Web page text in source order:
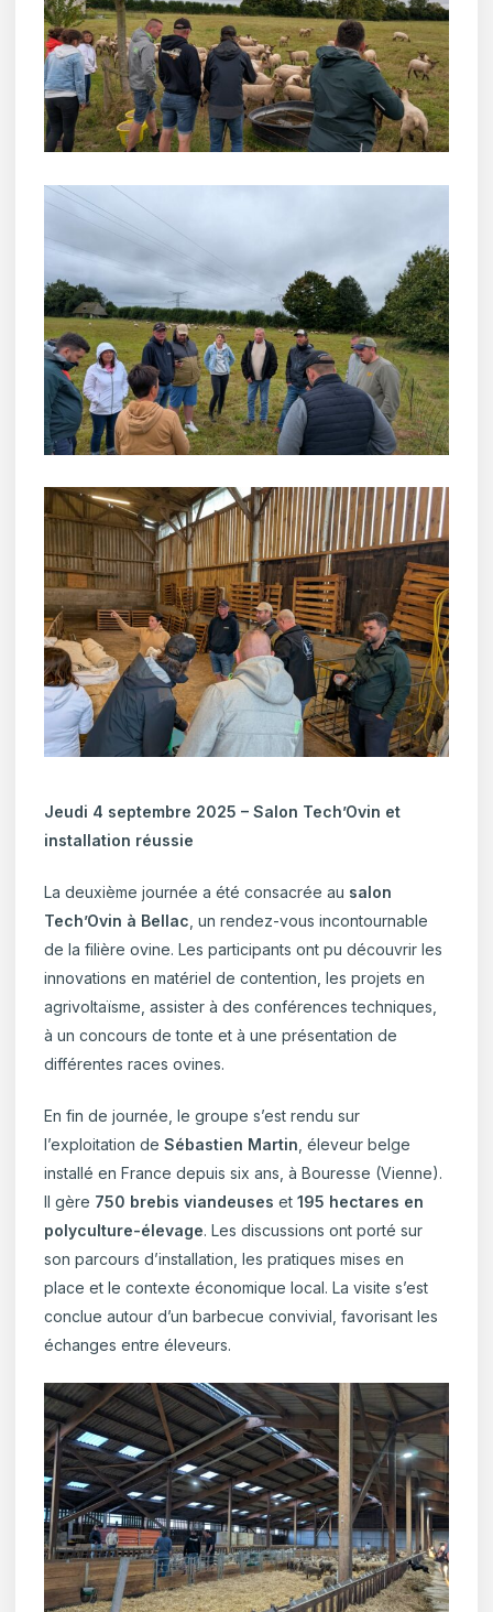
Jeudi 4 septembre 2025 – Salon Tech’Ovin et
installation réussie
La deuxième journée a été consacrée au salon
Tech’Ovin à Bellac , un rendez-vous incontournable
de la filière ovine. Les participants ont pu découvrir les
innovations en matériel de contention, les projets en
agrivoltaïsme, assister à des conférences techniques,
à un concours de tonte et à une présentation de
différentes races ovines.
En fin de journée, le groupe s’est rendu sur
l’exploitation deSébastien Martin , éleveur belge
installé en France depuis six ans, à Bouresse (Vienne).
Il gère 750 brebis viandeuses et195 hectares en
polyculture-élevage. Les discussions ont porté sur
son parcours d’installation, les pratiques mises en
place et le contexte économique local. La visite s’est
conclue autour d’un barbecue convivial, favorisant les
échanges entre éleveurs.